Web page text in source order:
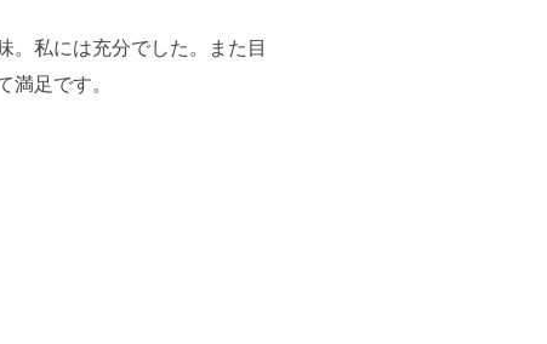
。私には充分でした。また目
満足です。